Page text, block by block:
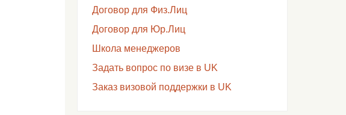
Договор для Физ.Лиц
Договор для Юр.Лиц
Школа менеджеров
Задать вопрос по визе в UK
Заказ визовой поддержки в UK